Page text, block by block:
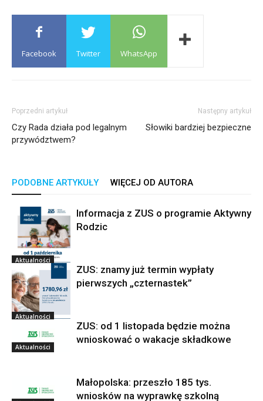
Facebook Twitter WhatsApp
Poprzedni artykuł
Czy Rada działa pod legalnym
przywództwem?
Następny artykuł
Słowiki bardziej bezpieczne
PODOBNE ARTYKUŁY WIĘCEJ OD AUTORA
Aktualności
Informacja z ZUS o programie Aktywny
Rodzic
Aktualności
ZUS: znamy już termin wypłaty
pierwszych „czternastek”
Aktualności
ZUS: od 1 listopada będzie można
wnioskować o wakacje składkowe
Małopolska: przeszło 185 tys.
wniosków na wyprawkę szkolną